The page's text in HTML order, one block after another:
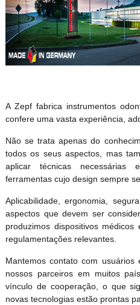
A Zepf fabrica instrumentos
confere uma vasta experiência,
Não se trata apenas do
todos os seus aspectos, mas
aplicar técnicas
ferramentas cujo design sempre
Aplicabilidade, ergonomia,
aspectos que devem ser
produzimos dispositivos
regulamentações relevantes.
Mantemos contato com
nossos parceiros em muitos
vínculo de cooperação, o que
novas tecnologias estão prontas